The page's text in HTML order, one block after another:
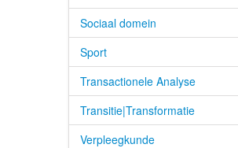
Sociaal domein
Sport
Transactionele Analyse
Transitie|Transformatie
Verpleegkunde